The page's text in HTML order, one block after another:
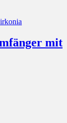
mit